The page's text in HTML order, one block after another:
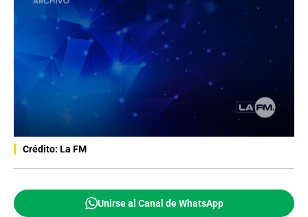
Crédito: La FM
Unirse al Canal de WhatsApp